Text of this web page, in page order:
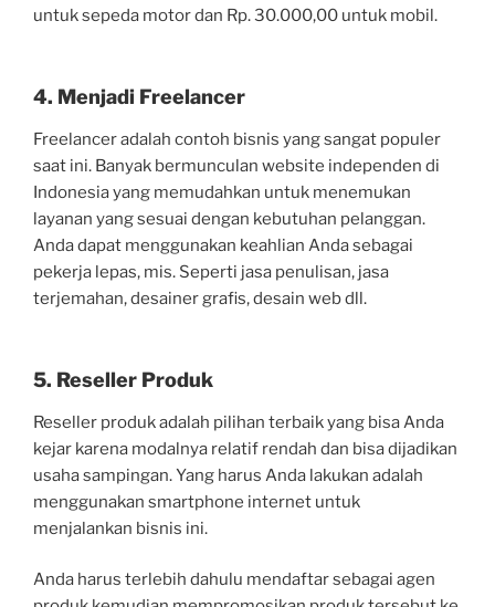
untuk sepeda motor dan Rp. 30.000,00 untuk mobil.
4. Menjadi Freelancer
Freelancer adalah contoh bisnis yang sangat populer
saat ini. Banyak bermunculan website independen di
Indonesia yang memudahkan untuk menemukan
layanan yang sesuai dengan kebutuhan pelanggan.
Anda dapat menggunakan keahlian Anda sebagai
pekerja lepas, mis. Seperti jasa penulisan, jasa
terjemahan, desainer grafis, desain web dll.
5. Reseller Produk
Reseller produk adalah pilihan terbaik yang bisa Anda
kejar karena modalnya relatif rendah dan bisa dijadikan
usaha sampingan. Yang harus Anda lakukan adalah
menggunakan smartphone internet untuk
menjalankan bisnis ini.
Anda harus terlebih dahulu mendaftar sebagai agen